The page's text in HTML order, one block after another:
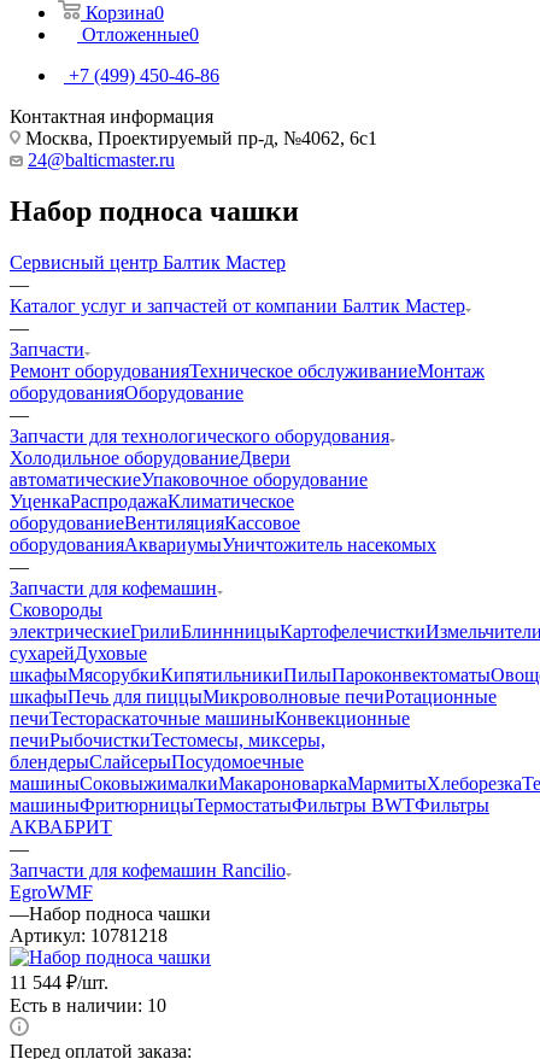
Корзина0
Отложенные0
+7 (499) 450-46-86
Контактная информация
Москва, Проектируемый пр-д, №4062, 6с1
24@balticmaster.ru
Набор подноса чашки
Сервисный центр Балтик Мастер
—
Каталог услуг и запчастей от компании Балтик Мастер
—
Запчасти
Ремонт оборудованияТехническое обслуживаниеМонтаж
оборудованияОборудование
—
Запчасти для технологического оборудования
Холодильное оборудованиеДвери
автоматическиеУпаковочное оборудование
УценкаРаспродажаКлиматическое
оборудованиеВентиляцияКассовое
оборудованияАквариумыУничтожитель насекомых
—
Запчасти для кофемашин
Cковороды
электрическиеГрилиБлиннницыКартофелечистки
сухарейДуховые
шкафыМясорубкиКипятильникиПилыПароконвектоматы
шкафыПечь для пиццыМикроволновые печиРотационные
печиТестораскаточные машиныКонвекционные
печиРыбочисткиТестомесы, миксеры,
блендерыСлайсерыПосудомоечные
машиныСоковыжималкиМакароноваркаМармитыХлеборезка
машиныФритюрницыТермостатыФильтры BWTФильтры
АКВАБРИТ
—
Запчасти для кофемашин Rancilio
EgroWMF
—Набор подноса чашки
Артикул: 10781218
11 544 ₽/шт.
Есть в наличии: 10
Перед оплатой заказа: